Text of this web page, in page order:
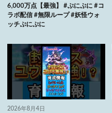
6,000万点【最強】 #ぷにぷに #コ
ラボ配信 #無限ループ #妖怪ウォ
ッチぷにぷに
2026年8月4日